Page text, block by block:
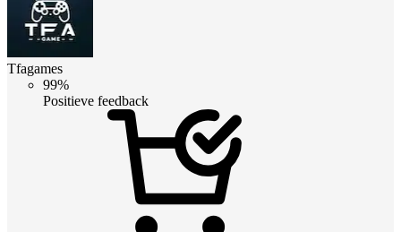
Tfagames
99%
Positieve feedback